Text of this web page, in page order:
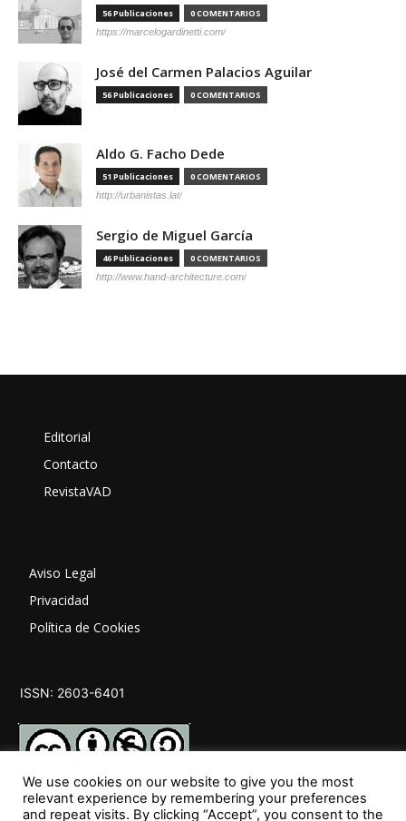
56 Publicaciones 0 COMENTARIOS
https://marcelogardinetti.com/
José del Carmen Palacios Aguilar
56 Publicaciones 0 COMENTARIOS
Aldo G. Facho Dede
51 Publicaciones 0 COMENTARIOS
http://urbanistas.lat/
Sergio de Miguel García
46 Publicaciones 0 COMENTARIOS
http://www.hand-architecture.com/
Editorial
Contacto
RevistaVAD
Aviso Legal
Privacidad
Política de Cookies
ISSN: 2603-6401
We use cookies on our website to give you the most
relevant experience by remembering your preferences
and repeat visits. By clicking “Accept”, you consent to the